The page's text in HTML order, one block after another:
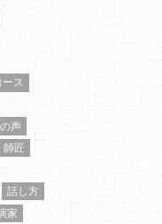
ス
声
師匠
話し方
家